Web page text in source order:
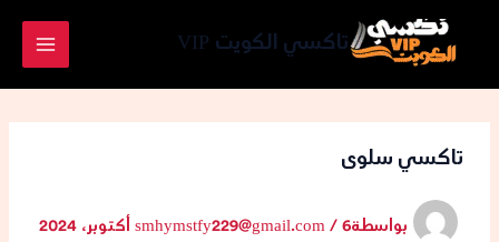
المحتوى
تاكسي الكويت VIP
تاكسي سلوى
بواسطة smhymstfy229@gmail.com/6 أكتوبر، 2024